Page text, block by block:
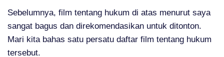
Sebelumnya, film tentang hukum di atas menurut saya
sangat bagus dan direkomendasikan untuk ditonton.
Mari kita bahas satu persatu daftar film tentang hukum
tersebut.